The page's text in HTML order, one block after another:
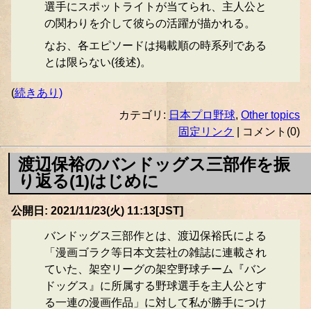
選手にスポットライトが当てられ、主人公と
の関わりを介して彼らの活躍が描かれる。
なお、各エピソードは掲載順の時系列である
とは限らない(後述)。
(続きあり)
カテゴリ: 日本プロ野球, Other topics
固定リンク
| コメント(0)
渡辺保裕のバンドッグス三部作を振
り返る(1)はじめに
公開日: 2021/11/23(火) 11:13[JST]
バンドッグス三部作とは、渡辺保裕氏による
「漫画ゴラク等日本文芸社の雑誌に連載され
ていた、架空リーグの架空野球チーム『バン
ドッグス』に所属する野球選手を主人公とす
る一連の漫画作品」に対して私が勝手につけ